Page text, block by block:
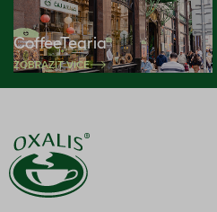
CoffeeTearia
ZOBRAZIT VÍCE